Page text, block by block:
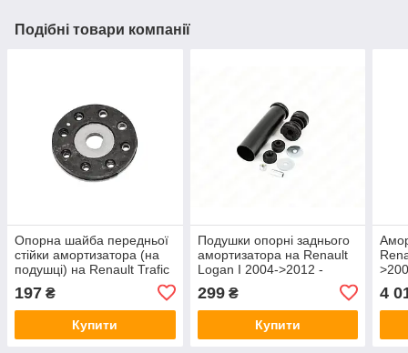
Подібні товари компанії
Опорна шайба передньої
стійки амортизатора (на
подушці) на Renault Trafic
SAS4001632
197 ₴
Купити
Подушки опорні заднього
амортизатора на Renault
Logan I 2004->2012 -
299₴
Купити
4